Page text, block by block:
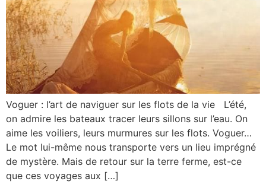
Voguer : l’art de naviguer sur les flots de la vie L’été,
on admire les bateaux tracer leurs sillons sur l’eau. On
aime les voiliers, leurs murmures sur les flots. Voguer…
Le mot lui-même nous transporte vers un lieu imprégné
de mystère. Mais de retour sur la terre ferme, est-ce
que ces voyages aux […]